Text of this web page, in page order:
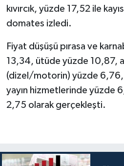
kıvırcık, yüzde 17,52 ile
domates izledi.
Fiyat düşüşü pırasa ve
13,34, ütüde yüzde 10,87,
(dizel/motorin) yüzde
yayın hizmetlerinde yüzde
2,75 olarak gerçekleşti.